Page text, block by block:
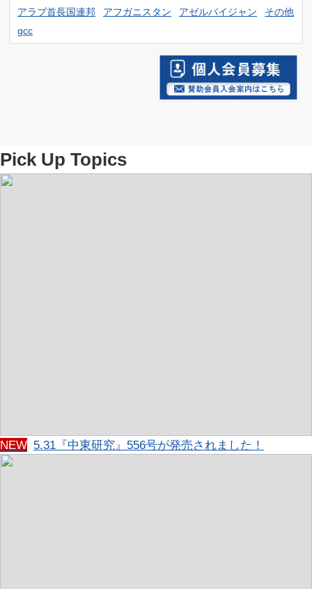
1月
アラブ首長国連邦
アフガニスタン アゼルバイジャン
その他
gcc
Pick Up Topics
NEW 5.31『中東研究』556号が発売されました！